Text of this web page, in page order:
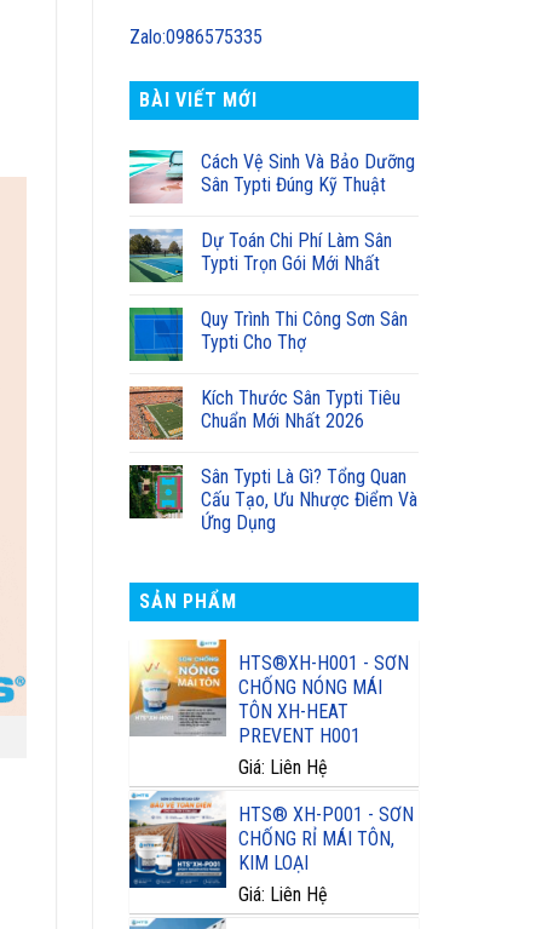
Zalo:0986575335
BÀI VIẾT MỚI
Cách Vệ Sinh Và Bảo Dưỡng
Sân Typti Đúng Kỹ Thuật
Dự Toán Chi Phí Làm Sân
Typti Trọn Gói Mới Nhất
Quy Trình Thi Công Sơn Sân
Typti Cho Thợ
Kích Thước Sân Typti Tiêu
Chuẩn Mới Nhất 2026
Sân Typti Là Gì? Tổng Quan
Cấu Tạo, Ưu Nhược Điểm Và
Ứng Dụng
SẢN PHẨM
HTS®XH-H001 - SƠN
CHỐNG NÓNG MÁI
TÔN XH-HEAT
PREVENT H001
Giá: Liên Hệ
HTS® XH-P001 - SƠN
CHỐNG RỈ MÁI TÔN,
KIM LOẠI
Giá: Liên Hệ